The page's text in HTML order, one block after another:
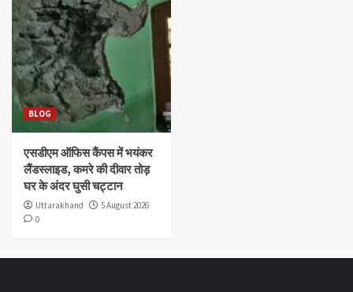
BLOG
एसडीएम ऑफिस कैंपस में भयंकर
लैंडस्लाइड, कमरे की दीवार तोड़
घर के अंदर घुसी चट्टान
Uttarakhand
5 August 2026
0